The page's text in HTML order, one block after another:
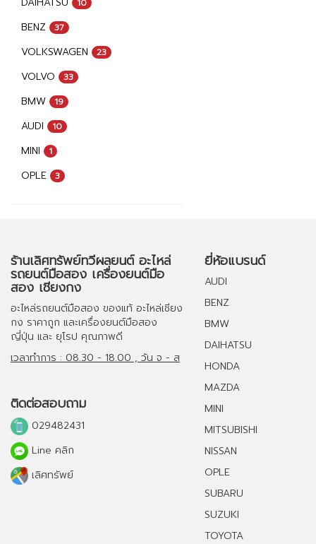
10
BENZ 37
VOLKSWAGEN 23
VOLVO 33
BMW 19
AUDI 10
MINI 1
OPLE 3
ร้านเลิศทรัพย์ทวีผลยนต์ อะไหล่
รถยนต์มือสอง เครื่องยนต์มือ
สอง เชียงกง
อะไหล่รถยนต์มือสอง ของแท้ อะไหล่เชียง
กง ราคาถูก และเครื่องยนต์มือสอง
ญี่ปุ่น และ ยุโรป คุณภาพดี
เวลาทำการ : 08.30 - 18.00 , วัน จ - ส
ติดต่อสอบถาม
029482431
Line คลิก
เลิศทรัพย์
ยี่ห้อแบรนด์
AUDI
BENZ
BMW
DAIHATSU
HONDA
MAZDA
MINI
MITSUBISHI
NISSAN
OPLE
SUBARU
SUZUKI
TOYOTA